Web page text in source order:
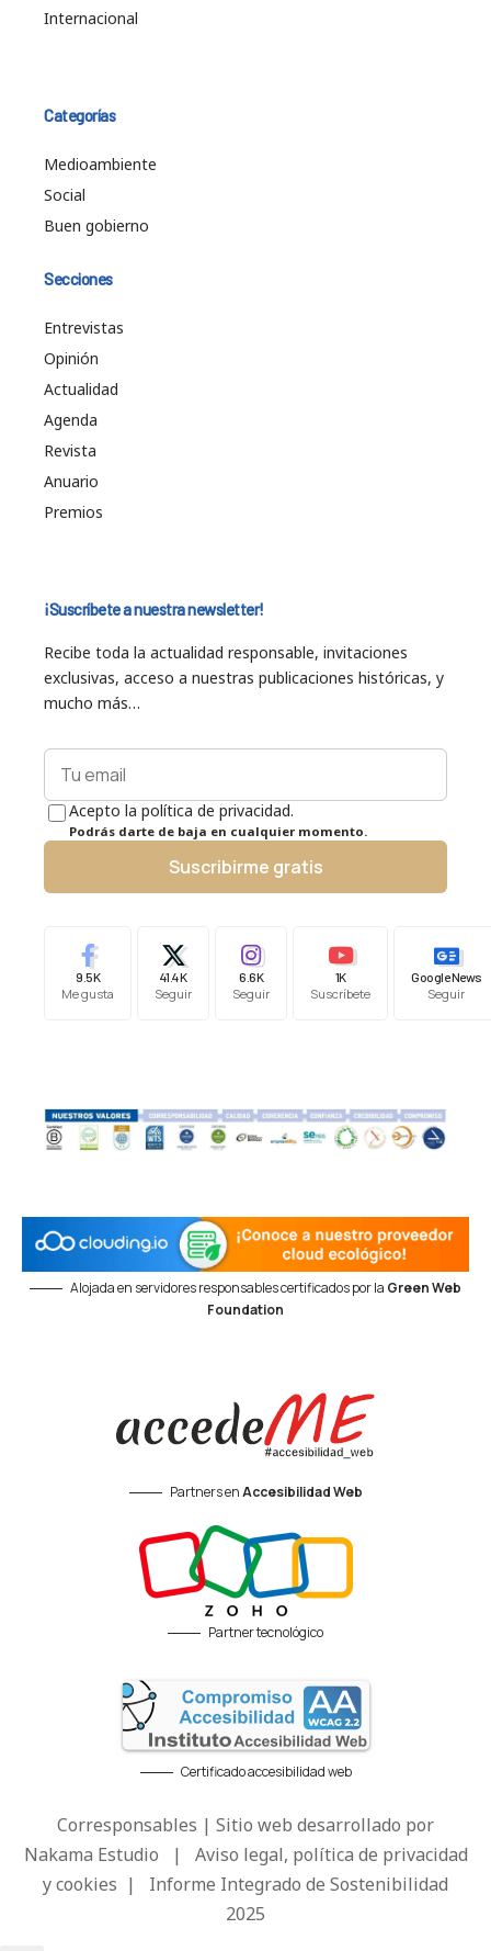
Internacional
Categorías
Medioambiente
Social
Buen gobierno
Secciones
Entrevistas
Opinión
Actualidad
Agenda
Revista
Anuario
Premios
¡Suscríbete a nuestra newsletter!
Recibe toda la actualidad responsable, invitaciones
exclusivas, acceso a nuestras publicaciones históricas, y
mucho más…
Acepto la política de privacidad.
Podrás darte de baja en cualquier momento.
Suscribirme gratis
9.5K
Me gusta
41.4K
Seguir
6.6K
Seguir
1K
Suscríbete
Google News
Seguir
Alojada en servidores responsables certificados por la Green Web
Foundation
Partners enAccesibilidad Web
Partner tecnológico
Certificado accesibilidad web
Corresponsables | Sitio web desarrollado por
Nakama Estudio | Aviso legal, política de privacidad
y cookies | Informe Integrado de Sostenibilidad
2025